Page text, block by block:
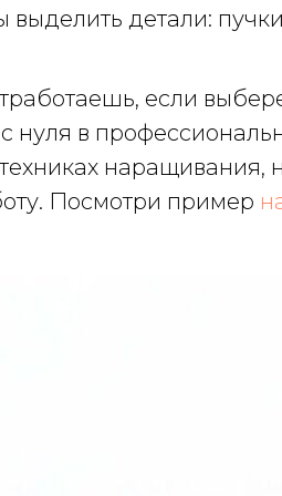
детали:
если
нуля в
наращивания,
Посмотри пример